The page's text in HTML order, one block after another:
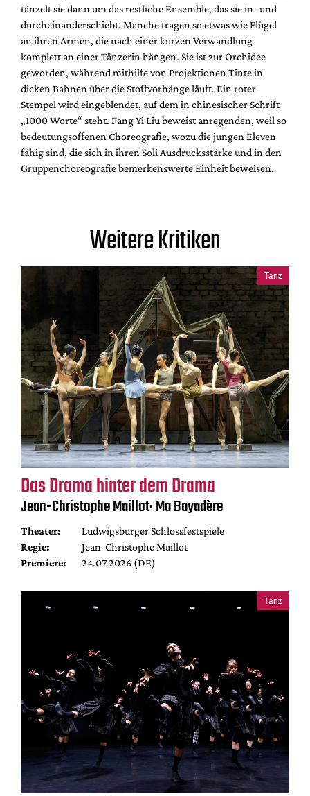
tänzelt sie dann um das restliche Ensemble, das sie in- und
durcheinanderschiebt. Manche tragen so etwas wie Flügel
an ihren Armen, die nach einer kurzen Verwandlung
komplett an einer Tänzerin hängen. Sie ist zur Orchidee
geworden, während mithilfe von Projektionen Tinte in
dicken Bahnen über die Stoffvorhänge läuft. Ein roter
Stempel wird eingeblendet, auf dem in chinesischer Schrift
„1000 Worte“ steht. Fang Yi Liu beweist anregenden, weil so
bedeutungsoffenen Choreografie, wozu die jungen Eleven
fähig sind, die sich in ihren Soli Ausdrucksstärke und in den
Gruppenchoreografie bemerkenswerte Einheit beweisen.
Weitere Kritiken
Tanz
Das Drama hinter dem Drama
Jean-Christophe Maillot: Ma Bayadère
Theater:
Ludwigsburger Schlossfestspiele
Regie:
Jean-Christophe Maillot
Premiere:
24.07.2026 (DE)
Tanz